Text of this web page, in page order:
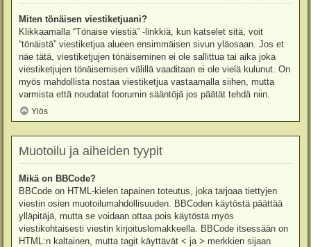
Miten tönäisen viestiketjuani?
Klikkaamalla “Tönaise viestiä” -linkkiä, kun katselet sitä, voit
“tönäistä” viestiketjua alueen ensimmäisen sivun yläosaan. Jos et
näe tätä, viestiketjujen tönäiseminen ei ole sallittua tai aika joka
viestiketjujen tönäisemisen välillä vaaditaan ei ole vielä kulunut. On
myös mahdollista nostaa viestiketjua vastaamalla siihen, mutta
varmista että noudatat foorumin sääntöjä jos päätät tehdä niin.
Ylös
Muotoilu ja aiheiden tyypit
Mikä on BBCode?
BBCode on HTML-kielen tapainen toteutus, joka tarjoaa tiettyjen
viestin osien muotoilumahdollisuuden. BBCoden käytöstä päättää
ylläpitäjä, mutta se voidaan ottaa pois käytöstä myös
viestikohtaisesti viestin kirjoituslomakkeella. BBCode itsessään on
HTML:n kaltainen, mutta tagit käyttävät < ja > merkkien sijaan